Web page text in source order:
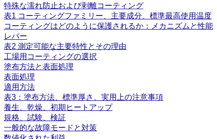
特殊な濡れ防止および剥離コーティング
表1 コーティングファミリー、主要成分、標準最高使用温度
コーティングはどのように保護されるか：メカニズムと性能
レバー
表2 測定可能な主要特性とその理由
工場用コーティングの選択
塗布方法と表面処理
表面処理
適用方法
表3：塗布方法、標準厚さ、実用上の注意事項
養生、乾燥、初期ヒートアップ
規格、試験、検証
一般的な故障モードと対策